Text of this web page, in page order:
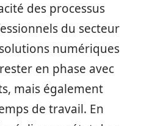
des processus
du secteur
numériques
en phase avec
mais également
de travail. En